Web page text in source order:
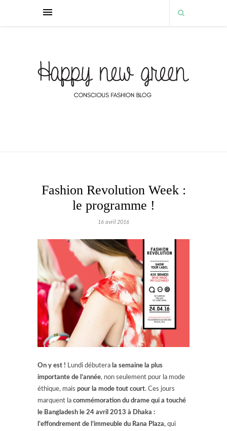
Fashion Revolution Week :
le programme !
16 avril 2016
On y est ! Lundi débutera la semaine la plus
importante de l’année, non seulement pour la mode
éthique, mais pour la mode tout court. Ces jours
marquent la commémoration du drame qui a touché
le Bangladesh le 24 avril 2013 à Dhaka :
l’effondrement de l’immeuble du Rana Plaza, qui